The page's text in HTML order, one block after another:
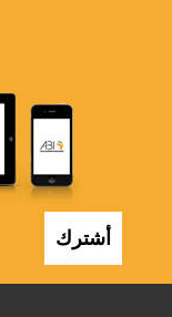
أشترك